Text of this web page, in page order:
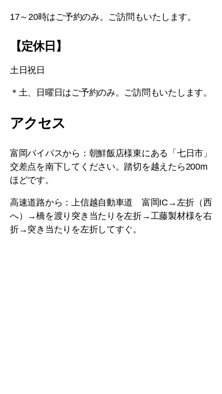
17～20時はご予約のみ。ご訪問もいたします。
【定休日】
土日祝日
＊土、日曜日はご予約のみ。ご訪問もいたします。
アクセス
富岡バイパスから：朝鮮飯店様東にある「七日市」
交差点を南下してください。踏切を越えたら200m
ほどです。
高速道路から：上信越自動車道 富岡IC→左折（西
へ）→橋を渡り突き当たりを左折→工藤製材様を右
折→突き当たりを左折してすぐ。